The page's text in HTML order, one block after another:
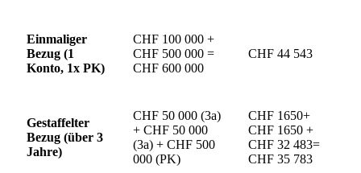
Einmaliger
Bezug (1
Konto, 1x PK)
CHF 100 000 +
CHF 500 000 =
CHF 600 000
CHF 44 543
Gestaffelter
Bezug (über 3
Jahre)
CHF 50 000 (3a)
+ CHF 50 000
(3a) + CHF 500
000 (PK)
CHF 1650+
CHF 1650 +
CHF 32 483=
CHF 35 783